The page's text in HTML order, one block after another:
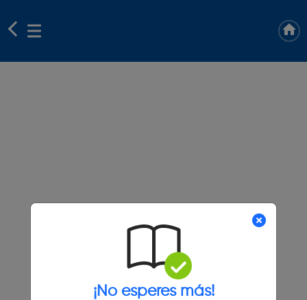
¡No esperes más!